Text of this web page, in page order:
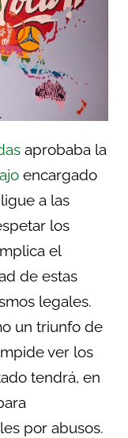
aprobaba la
encargado
a las
los
el
de estas
legales.
un triunfo de
ver los
tendrá, en
por abusos.